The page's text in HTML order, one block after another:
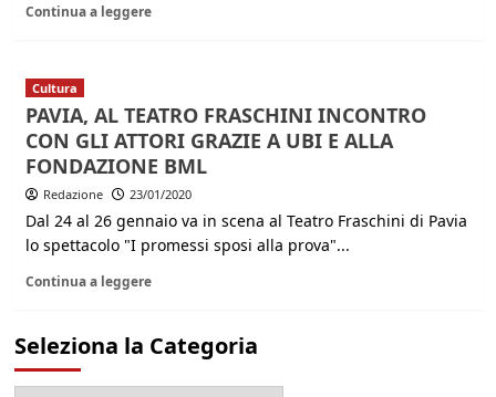
Continua a leggere
Cultura
PAVIA, AL TEATRO FRASCHINI INCONTRO
CON GLI ATTORI GRAZIE A UBI E ALLA
FONDAZIONE BML
Redazione 23/01/2020
Dal 24 al 26 gennaio va in scena al Teatro Fraschini di Pavia
lo spettacolo "I promessi sposi alla prova"...
Continua a leggere
Seleziona la Categoria